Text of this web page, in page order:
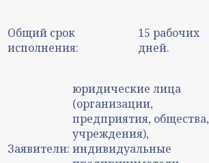
Общий срок
исполнения:
15 рабочих
дней.
Заявители:
юридические лица
(организации,
предприятия, общества,
учреждения),
индивидуальные